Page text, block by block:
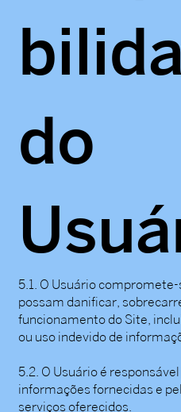
do
5.1. O Usuário
possam danificar,
funcionamento do Site,
ou uso indevido de
5.2. O Usuário é
informações fornecidas e
serviços oferecidos.